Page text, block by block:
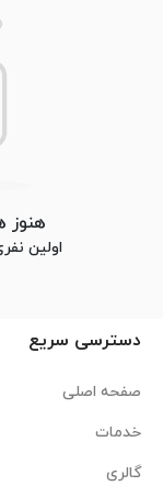
هنوز
اولین
دسترسی سریع
صفحه اصلی
خدمات
گالری